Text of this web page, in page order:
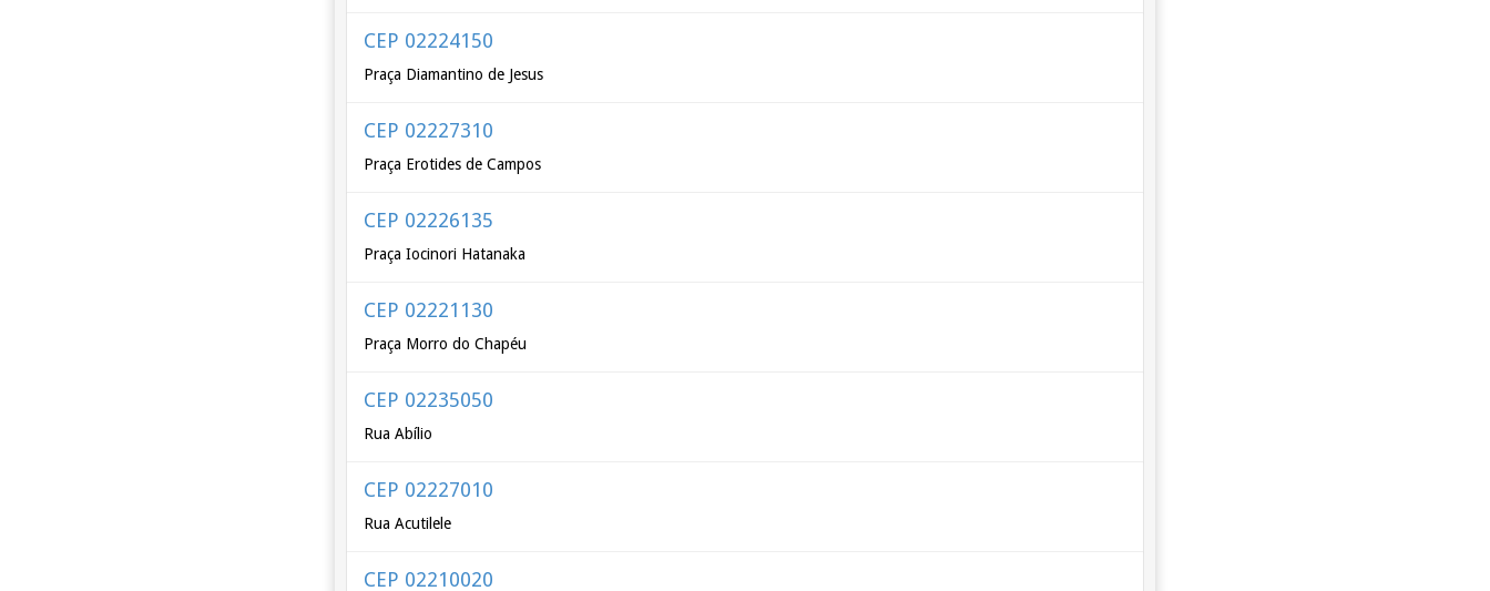
CEP 02224150
Praça Diamantino de Jesus
CEP 02227310
Praça Erotides de Campos
CEP 02226135
Praça Iocinori Hatanaka
CEP 02221130
Praça Morro do Chapéu
CEP 02235050
Rua Abílio
CEP 02227010
Rua Acutilele
CEP 02210020